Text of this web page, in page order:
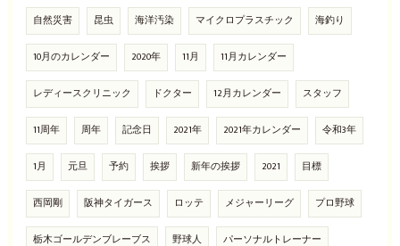
自然災害 昆虫 海洋汚染 マイクロプラスチック 海釣り
10月のカレンダー 2020年 11月 11月カレンダー
レディースクリニック ドクター 12月カレンダー スタッフ
11周年 周年 記念日 2021年 2021年カレンダー 令和3年
1月 元旦 予約 挨拶 新年の挨拶 2021 目標
西岡剛 阪神タイガース ロッテ メジャーリーグ プロ野球
栃木ゴールデンブレーブス 野球人 パーソナルトレーナー